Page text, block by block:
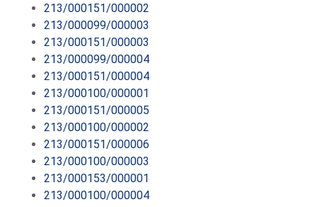
213/000151/000002
213/000099/000003
213/000151/000003
213/000099/000004
213/000151/000004
213/000100/000001
213/000151/000005
213/000100/000002
213/000151/000006
213/000100/000003
213/000153/000001
213/000100/000004